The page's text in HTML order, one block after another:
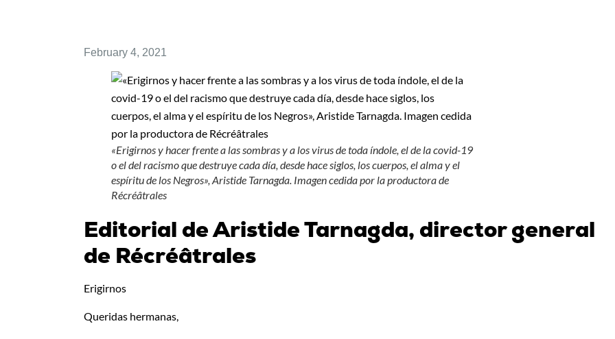
February 4, 2021
«Erigirnos y hacer frente a las sombras y a los virus de toda índole, el de la covid-19
o el del racismo que destruye cada día, desde hace siglos, los cuerpos, el alma y el
espíritu de los Negros», Aristide Tarnagda. Imagen cedida por la productora de
Récréâtrales
Editorial de Aristide Tarnagda, director general
de Récréâtrales
Erigirnos
Queridas hermanas,